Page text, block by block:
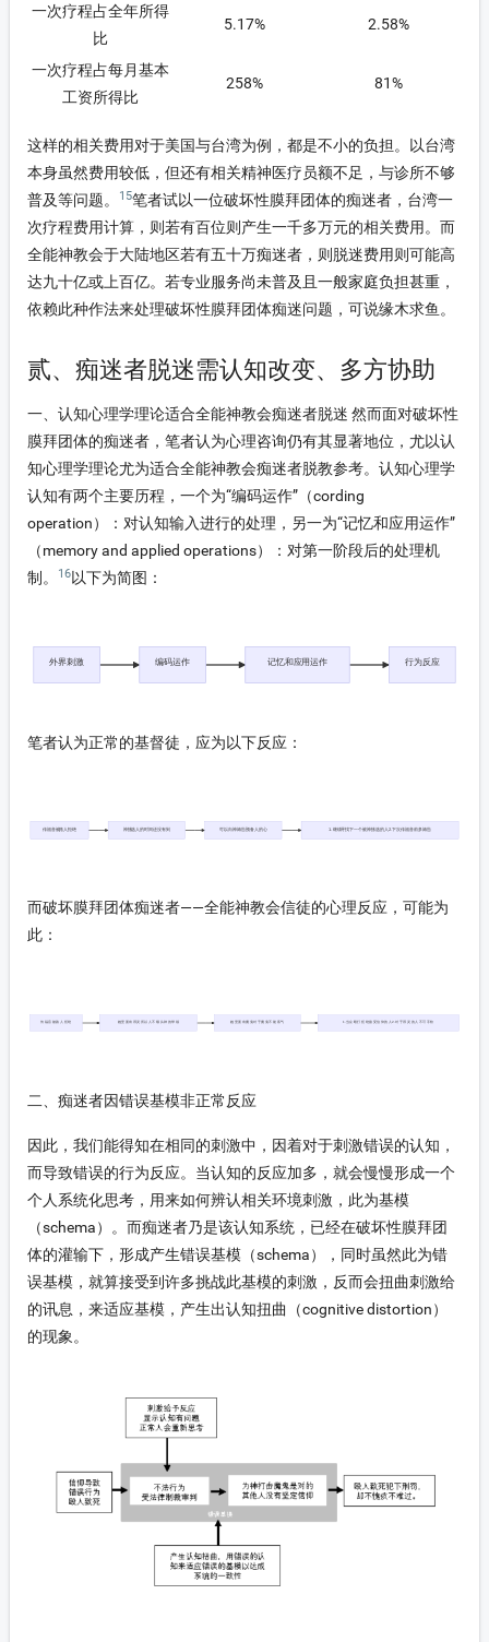
一次疗程占全年所得
比
5.17% 2.58%
一次疗程占每月基本
工资所得比
258% 81%
这样的相关费用对于美国与台湾为例，都是不小的负担。以台湾
本身虽然费用较低，但还有相关精神医疗员额不足，与诊所不够
普及等问题。
15笔者试以一位破坏性膜拜团体的痴迷者，台湾一
次疗程费用计算，则若有百位则产生一千多万元的相关费用。而
全能神教会于大陆地区若有五十万痴迷者，则脱迷费用则可能高
达九十亿或上百亿。若专业服务尚未普及且一般家庭负担甚重，
依赖此种作法来处理破坏性膜拜团体痴迷问题，可说缘木求鱼。
贰、痴迷者脱迷需认知改变、多方协助
一、认知心理学理论适合全能神教会痴迷者脱迷 然而面对破坏性
膜拜团体的痴迷者，笔者认为心理咨询仍有其显著地位，尤以认
知心理学理论尤为适合全能神教会痴迷者脱教参考。认知心理学
认知有两个主要历程，一个为“编码运作”（cording
operation）：对认知输入进行的处理，另一为“记忆和应用运作”
（memory and applied operations）：对第一阶段后的处理机
制。
16以下为简图：
外界刺激 编码运作 记忆和应用运作 行为反应
笔者认为正常的基督徒，应为以下反应：
传福音被路人拒绝 神拣选人的时间还没有到 可以向神祷告预备人的心 1.继续寻找下一个被神拣选的人2.下次传福音前多祷告
而破坏膜拜团体痴迷者——全能神教会信徒的心理反应，可能为
此：
传福音被路人拒绝 她里面有邪灵所以人不顺从神的带领 她里面有魔鬼对于魔鬼不能客气 1.当众殴打拒绝接受信仰的人2.对于邪灵的人不可手软
二、痴迷者因错误基模非正常反应
因此，我们能得知在相同的刺激中，因着对于刺激错误的认知，
而导致错误的行为反应。当认知的反应加多，就会慢慢形成一个
个人系统化思考，用来如何辨认相关环境刺激，此为基模
（schema）。而痴迷者乃是该认知系统，已经在破坏性膜拜团
体的灌输下，形成产生错误基模（schema），同时虽然此为错
误基模，就算接受到许多挑战此基模的刺激，反而会扭曲刺激给
的讯息，来适应基模，产生出认知扭曲（cognitive distortion）
的现象。